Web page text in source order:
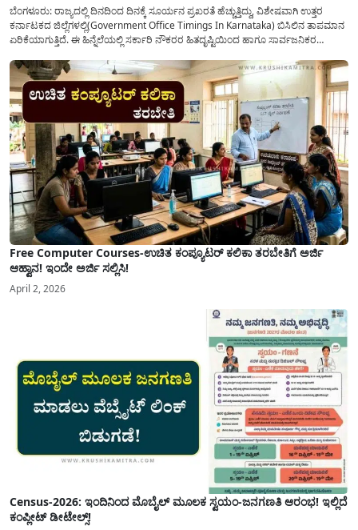
ಬೆಂಗಳೂರು: ರಾಜ್ಯದಲ್ಲಿ ದಿನದಿಂದ ದಿನಕ್ಕೆ ಸೂರ್ಯನ ಪ್ರಖರತೆ ಹೆಚ್ಚುತ್ತಿದ್ದು, ವಿಶೇಷವಾಗಿ ಉತ್ತರ
ಕರ್ನಾಟಕದ ಜಿಲ್ಲೆಗಳಲ್ಲಿ(Government Office Timings In Karnataka) ಬಿಸಿಲಿನ ತಾಪಮಾನ
ಏರಿಕೆಯಾಗುತ್ತಿದೆ. ಈ ಹಿನ್ನೆಲೆಯಲ್ಲಿ ಸರ್ಕಾರಿ ನೌಕರರ ಹಿತದೃಷ್ಟಿಯಿಂದ ಹಾಗೂ ಸಾರ್ವಜನಿಕರ
ಮತ್ತು ಕಲ್ಯಾಣ ಕರ್ನಾಟಕದ ಒಟ್ಟು 9 ಜಿಲ್ಲೆಗಳಲ್ಲಿ ಏಪ್ರಿಲ್...
Free Computer Courses-ಉಚಿತ ಕಂಪ್ಯೂಟರ್ ಕಲಿಕಾ ತರಬೇತಿಗೆ ಅರ್ಜಿ
ಆಹ್ವಾನ! ಇಂದೇ ಅರ್ಜಿ ಸಲ್ಲಿಸಿ!
April 2, 2026
Census-2026: ಇಂದಿನಿಂದ ಮೊಬೈಲ್ ಮೂಲಕ ಸ್ವಯಂ-ಜನಗಣತಿ ಆರಂಭ! ಇಲ್ಲಿದೆ
ಕಂಪ್ಲೀಟ್ ಡೀಟೇಲ್ಸ್!